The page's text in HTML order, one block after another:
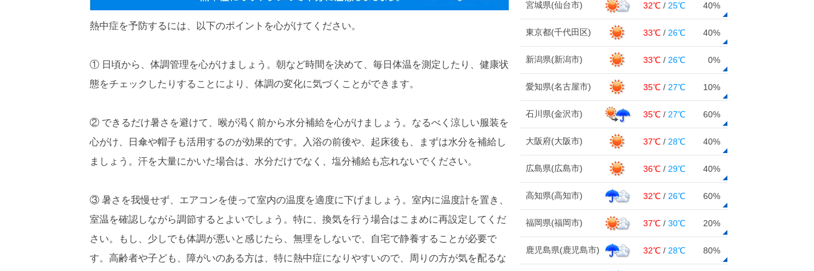
熱中症を予防するには、以下のポイントを心がけてください。
① 日頃から、体調管理を心がけましょう。朝など時間を決めて、毎日体温を測定したり、健康状
態をチェックしたりすることにより、体調の変化に気づくことができます。
② できるだけ暑さを避けて、喉が渇く前から水分補給を心がけましょう。なるべく涼しい服装を
心がけ、日傘や帽子も活用するのが効果的です。入浴の前後や、起床後も、まずは水分を補給し
ましょう。汗を大量にかいた場合は、水分だけでなく、塩分補給も忘れないでください。
③ 暑さを我慢せず、エアコンを使って室内の温度を適度に下げましょう。室内に温度計を置き、
室温を確認しながら調節するとよいでしょう。特に、換気を行う場合はこまめに再設定してくだ
さい。もし、少しでも体調が悪いと感じたら、無理をしないで、自宅で静養することが必要で
す。高齢者や子ども、障がいのある方は、特に熱中症になりやすいので、周りの方が気を配るな
宮城県(仙台市) 32℃ / 25℃ 40%
東京都(千代田区) 33℃ / 26℃ 40%
新潟県(新潟市) 33℃ / 26℃ 0%
愛知県(名古屋市) 35℃ / 27℃ 10%
石川県(金沢市) 35℃ / 27℃ 60%
大阪府(大阪市) 37℃ / 28℃ 40%
広島県(広島市) 36℃ / 29℃ 40%
高知県(高知市) 32℃ / 26℃ 60%
福岡県(福岡市) 37℃ /30℃ 20%
鹿児島県(鹿児島市) 32℃ / 28℃ 80%